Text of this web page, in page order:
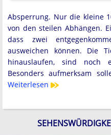
Absperrung. Nur die kleine
von den steilen Abhängen.
dass zwei
ausweichen können. Die
hinauslaufen, sind noch
Besonders aufmerksam
Weiterlesen